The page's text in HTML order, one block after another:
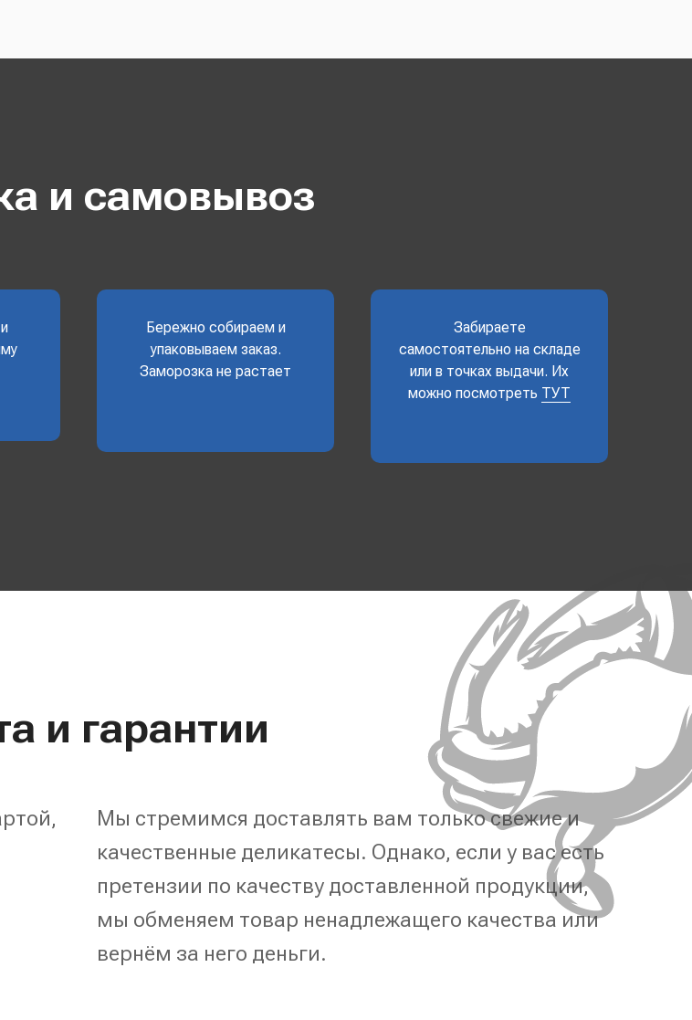
и самовывоз
Бережно собираем и
упаковываем заказ.
Заморозка не растает
Забираете
самостоятельно на складе
или в точках выдачи. Их
можно посмотреть ТУТ
и гарантии
Мы стремимся доставлять вам только свежие и
качественные деликатесы. Однако, если у вас есть
претензии по качеству доставленной продукции,
мы обменяем товар ненадлежащего качества или
вернём за него деньги.